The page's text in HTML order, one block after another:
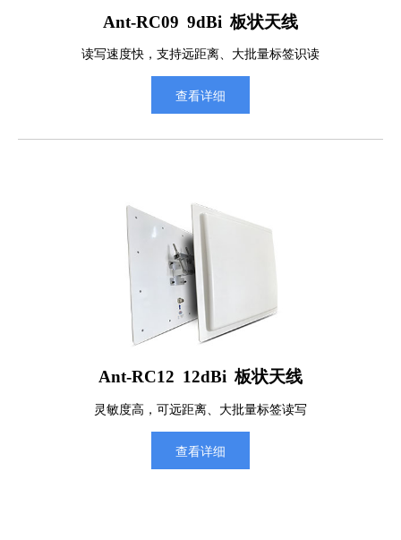
Ant-RC09 9dBi 板状天线
读写速度快，支持远距离、大批量标签识读
查看详细
Ant-RC12 12dBi 板状天线
灵敏度高，可远距离、大批量标签读写
查看详细